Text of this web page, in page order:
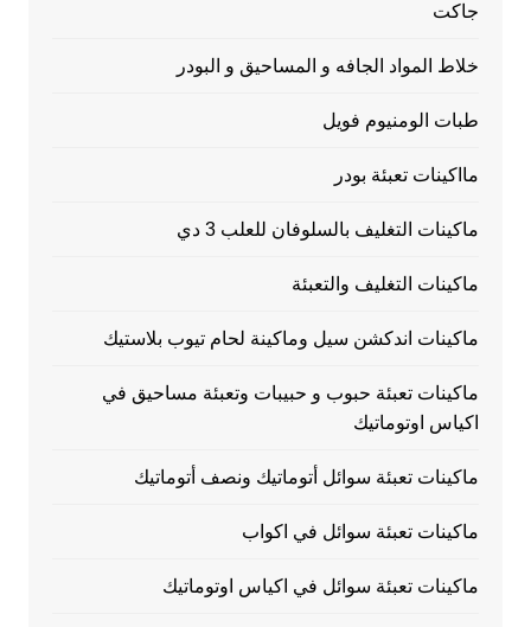
جاكت
خلاط المواد الجافه و المساحيق و البودر
طبات الومنيوم فويل
مااكينات تعبئة بودر
ماكينات التغليف بالسلوفان للعلب 3 دي
ماكينات التغليف والتعبئة
ماكينات اندكشن سيل وماكينة لحام تيوب بلاستيك
ماكينات تعبئة حبوب و حبيبات وتعبئة مساحيق في
اكياس اوتوماتيك
ماكينات تعبئة سوائل أتوماتيك ونصف أتوماتيك
ماكينات تعبئة سوائل في اكواب
ماكينات تعبئة سوائل في اكياس اوتوماتيك